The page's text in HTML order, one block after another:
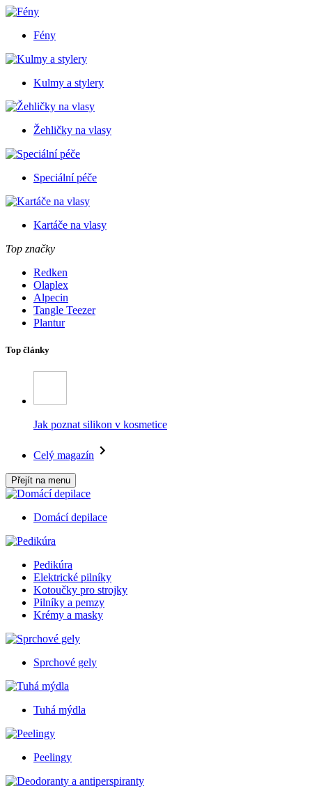
Fény
Kulmy a stylery
Žehličky na vlasy
Speciální péče
Kartáče na vlasy
Top značky
Redken
Olaplex
Alpecin
Tangle Teezer
Plantur
Top články
Jak poznat silikon v kosmetice
Celý magazín
Přejít na menu
Domácí depilace
Pedikúra
Elektrické pilníky
Kotoučky pro strojky
Pilníky a pemzy
Krémy a masky
Sprchové gely
Tuhá mýdla
Peelingy